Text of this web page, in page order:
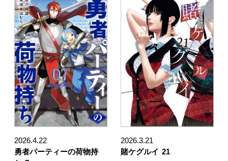
2026.4.22
勇者パーティーの荷物持
2026.3.21
賭ケグルイ 21